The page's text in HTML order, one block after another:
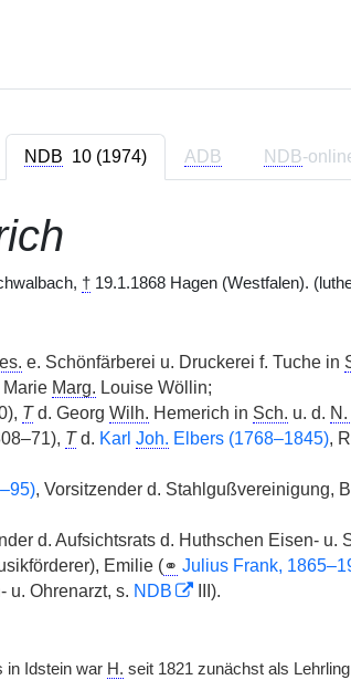
NDB 10 (1974) ADB NDB-
†19.1.1868 Hagen (Westfalen).
e. Schönfärberei u. Druckerei f. Tuche in
Marie Marg. Louise Wöllin;
Td. Georg Wilh. Hemerich in Sch. u. d.
Td. Karl Joh. Elbers (1768–1845),
, Vorsitzender d. Stahlgußvereinigung,
d. Aufsichtsrats d. Huthschen Eisen- u.
Emilie (⚭ Julius Frank,
u. Ohrenarzt, s. NDB III).
in Idstein war H. seit 1821 zunächst als